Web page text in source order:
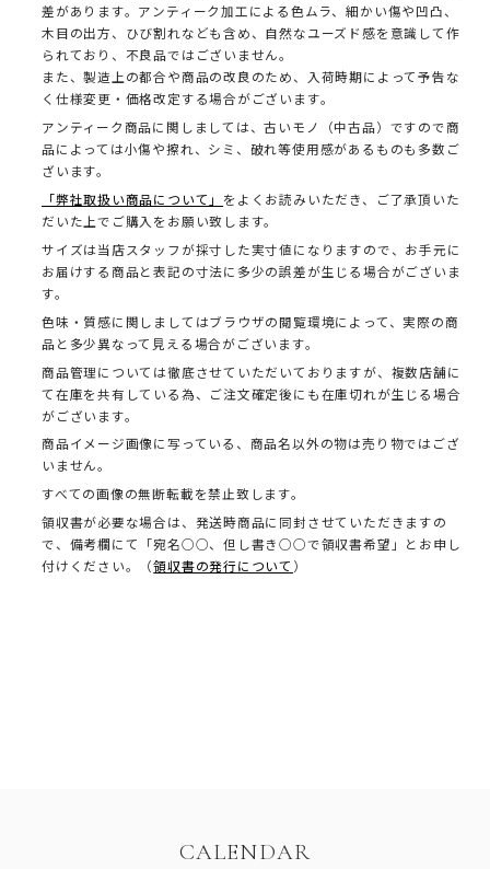
差があります。アンティーク加工による色ムラ、細かい傷や凹凸、
木目の出方、ひび割れなども含め、自然なユーズド感を意識して作
られており、不良品ではございません。
また、製造上の都合や商品の改良のため、入荷時期によって予告な
く仕様変更・価格改定する場合がございます。
アンティーク商品に関しましては、古いモノ（中古品）ですので商
品によっては小傷や擦れ、シミ、破れ等使用感があるものも多数ご
ざいます。
「弊社取扱い商品について」 をよくお読みいただき、ご了承頂いた
だいた上でご購入をお願い致します。
サイズは当店スタッフが採寸した実寸値になりますので、お手元に
お届けする商品と表記の寸法に多少の誤差が生じる場合がございま
す。
色味・質感に関しましてはブラウザの閲覧環境によって、実際の商
品と多少異なって見える場合がございます。
商品管理については徹底させていただいておりますが、複数店舗に
て在庫を共有している為、ご注文確定後にも在庫切れが生じる場合
がございます。
商品イメージ画像に写っている、商品名以外の物は売り物ではござ
いません。
すべての画像の無断転載を禁止致します。
領収書が必要な場合は、発送時商品に同封させていただきますの
で、備考欄にて「宛名○○、但し書き○○で領収書希望」とお申し
付けください。（領収書の発行について ）
CALENDAR